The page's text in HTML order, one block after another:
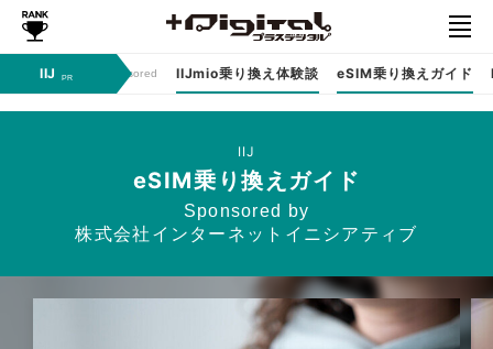
IIJ Sponsored IIJmio乗り換え体験談 eSIM乗り換えガイド
IIJ
eSIM乗り換えガイド
Sponsored by
株式会社インターネットイニシアティブ